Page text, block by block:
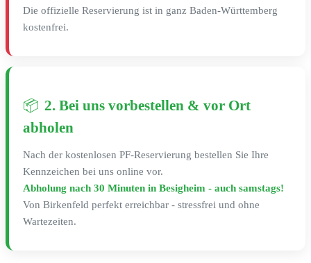
Die offizielle Reservierung ist in ganz Baden-Württemberg
kostenfrei.
📦 2. Bei uns vorbestellen & vor Ort
abholen
Nach der kostenlosen PF-Reservierung bestellen Sie Ihre
Kennzeichen bei uns online vor.
Abholung nach 30 Minuten in Besigheim - auch samstags!
Von Birkenfeld perfekt erreichbar - stressfrei und ohne
Wartezeiten.